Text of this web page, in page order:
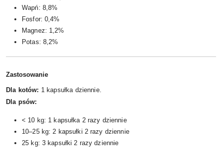
Wapń: 8,8%
Fosfor: 0,4%
Magnez: 1,2%
Potas: 8,2%
Zastosowanie
Dla kotów: 1 kapsułka dziennie.
Dla psów:
< 10 kg: 1 kapsułka 2 razy dziennie
10–25 kg: 2 kapsułki 2 razy dziennie
25 kg: 3 kapsułki 2 razy dziennie